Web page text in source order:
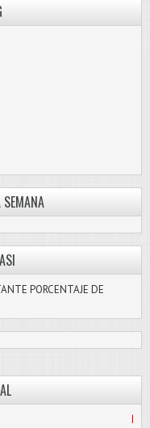
PORCENTAJE DE
PASCO LIBRE